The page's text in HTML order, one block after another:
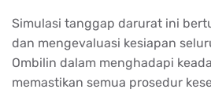
Simulasi tanggap darurat ini
dan mengevaluasi kesiapan
Ombilin dalam menghadapi
memastikan semua prosedur